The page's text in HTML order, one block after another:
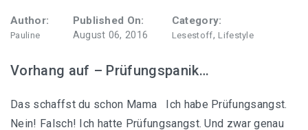
Author:
Pauline
Published On:
August 06, 2016
Category:
Lesestoff, Lifestyle
Vorhang auf – Prüfungspanik…
Das schaffst du schon Mama Ich habe Prüfungsangst.
Nein! Falsch! Ich hatte Prüfungsangst. Und zwar genau